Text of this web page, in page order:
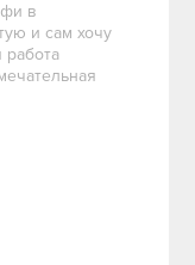
в
и сам хочу